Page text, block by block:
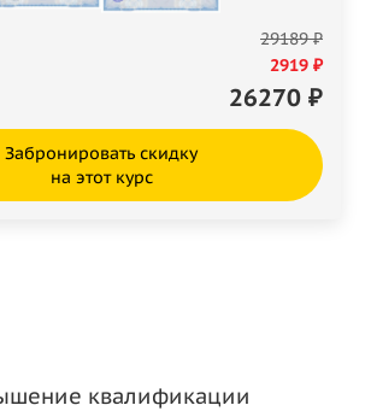
29189 ₽
2919 ₽
26270 ₽
Забронировать скидку
на этот курс
квалификации